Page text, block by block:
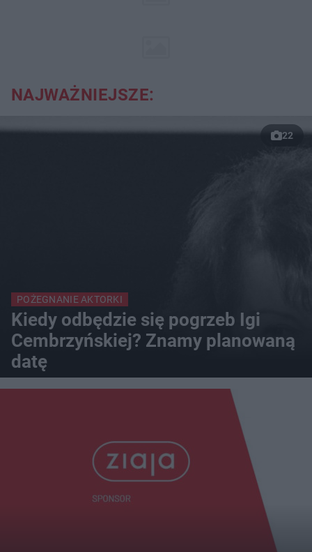
NAJWAŻNIEJSZE:
22
POŻEGNANIE AKTORKI
Kiedy odbędzie się pogrzeb Igi
Cembrzyńskiej? Znamy planowaną
datę